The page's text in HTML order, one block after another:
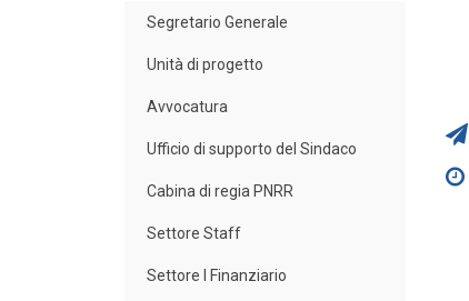
Segretario Generale
Unità di progetto
Avvocatura
Ufficio di supporto del Sindaco
Cabina di regia PNRR
Settore Staff
Settore I Finanziario